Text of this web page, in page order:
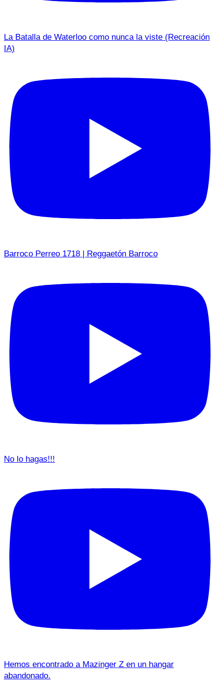
La Batalla de Waterloo como nunca la viste (Recreación
IA)
Barroco Perreo 1718 | Reggaetón Barroco
No lo hagas!!!
Hemos encontrado a Mazinger Z en un hangar
abandonado.